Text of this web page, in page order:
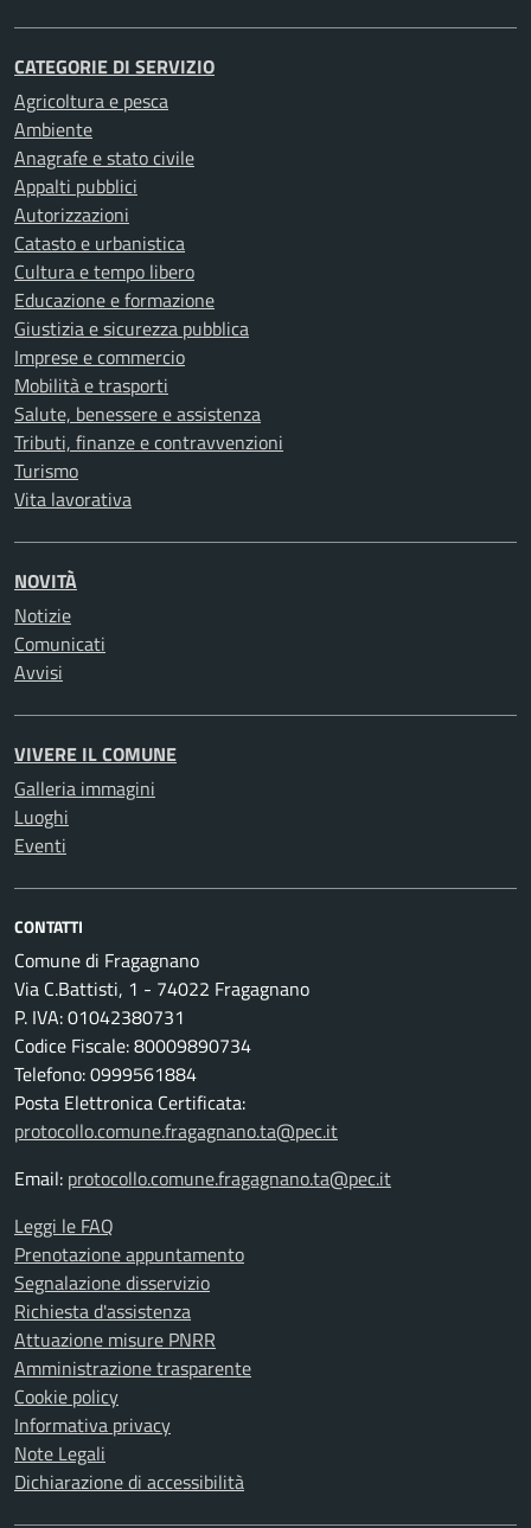
CATEGORIE DI SERVIZIO
Agricoltura e pesca
Ambiente
Anagrafe e stato civile
Appalti pubblici
Autorizzazioni
Catasto e urbanistica
Cultura e tempo libero
Educazione e formazione
Giustizia e sicurezza pubblica
Imprese e commercio
Mobilità e trasporti
Salute, benessere e assistenza
Tributi, finanze e contravvenzioni
Turismo
Vita lavorativa
NOVITÀ
Notizie
Comunicati
Avvisi
VIVERE IL COMUNE
Galleria immagini
Luoghi
Eventi
CONTATTI
Comune di Fragagnano
Via C.Battisti, 1 - 74022 Fragagnano
P. IVA: 01042380731
Codice Fiscale: 80009890734
Telefono: 0999561884
Posta Elettronica Certificata:
protocollo.comune.fragagnano.ta@pec.it
Email: protocollo.comune.fragagnano.ta@pec.it
Leggi le FAQ
Prenotazione appuntamento
Segnalazione disservizio
Richiesta d'assistenza
Attuazione misure PNRR
Amministrazione trasparente
Cookie policy
Informativa privacy
Note Legali
Dichiarazione di accessibilità